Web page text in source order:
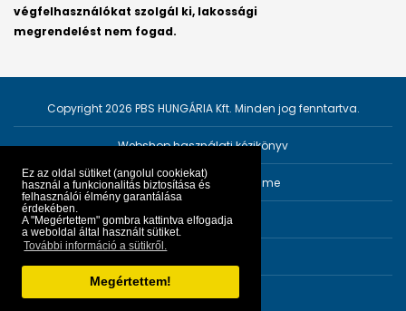
Ez az oldal sütiket (angolul cookiekat)
használ a funkcionalitás biztosítása és
felhasználói élmény garantálása
érdekében.
A "Megértettem" gombra kattintva elfogadja
a weboldal által használt sütiket.
További információ a sütikről.
Megértettem!
végfelhasználókat szolgál ki, lakossági
megrendelést nem fogad.
Copyright 2026 PBS HUNGÁRIA Kft. Minden jog fenntartva.
Webshop használati kézikönyv
Személyes adatok védelme
Impresszum
Fejlesztő:PRGroup